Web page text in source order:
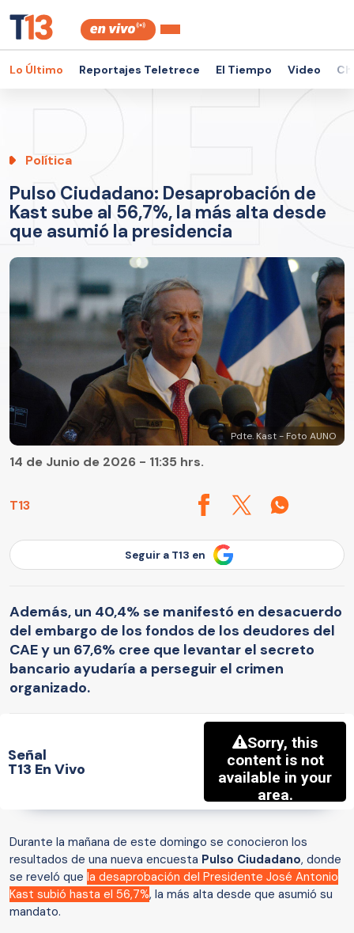
Lo Último Reportajes Teletrece El Tiempo Video
Política
Pulso Ciudadano: Desaprobación de
Kast sube al 56,7%, la más alta desde
que asumió la presidencia
Pdte. Kast - Foto AUNO
T13
14 de Junio de 2026 - 11:35 hrs.
Seguir a T13 en
Además, un 40,4% se manifestó en desacuerdo
del embargo de los fondos de los deudores del
CAE y un 67,6% cree que levantar el secreto
bancario ayudaría a perseguir el crimen
organizado.
Señal
T13 En Vivo
Durante la mañana de este domingo se conocieron los
resultados de una nueva encuesta Pulso Ciudadano, donde
se reveló que la desaprobación del Presidente José Antonio
Kast subió hasta el 56,7%, la más alta desde que asumió su
mandato.